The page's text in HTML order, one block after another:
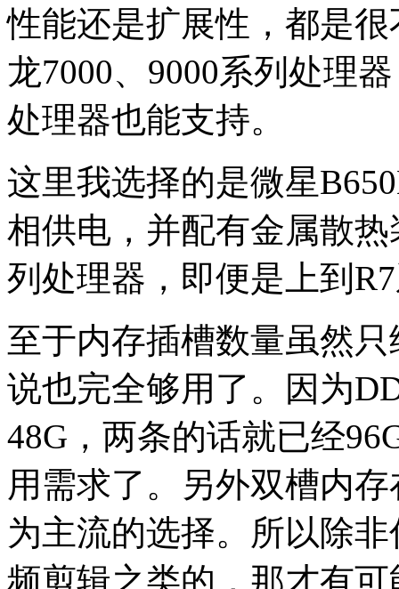
性能还是扩展性，都是
龙7000、9000系列处理
处理器也能支持。
这里我选择的是微星
相供电，并配有金属散
列处理器，即便是上到
至于内存插槽数量虽然
说也完全够用了。因为
48G，两条的话就已经
用需求了。另外双槽内
为主流的选择。所以除
频剪辑之类的，那才有